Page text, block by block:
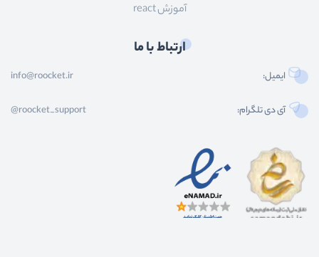
آموزش react
ارتباط با ما
ایمیل: info@roocket.ir
آی دی تلگرام: @roocket_support